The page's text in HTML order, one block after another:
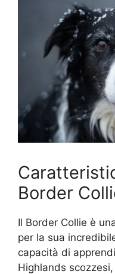
Border
Il Border Collie è
per la sua
capacità di
Highlands